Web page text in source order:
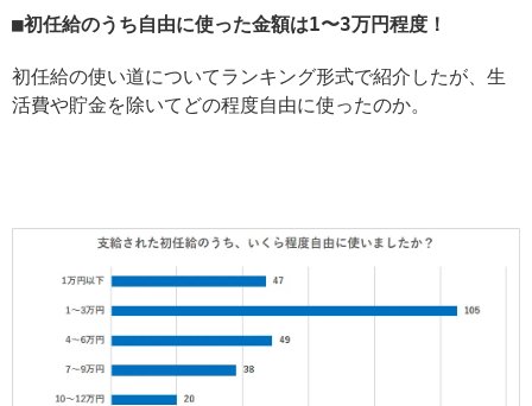
初任給のうち自由に使った金額は1〜3万円程度！
初任給の使い道についてランキング形式で紹介したが、生
活費や貯金を除いてどの程度自由に使ったのか。